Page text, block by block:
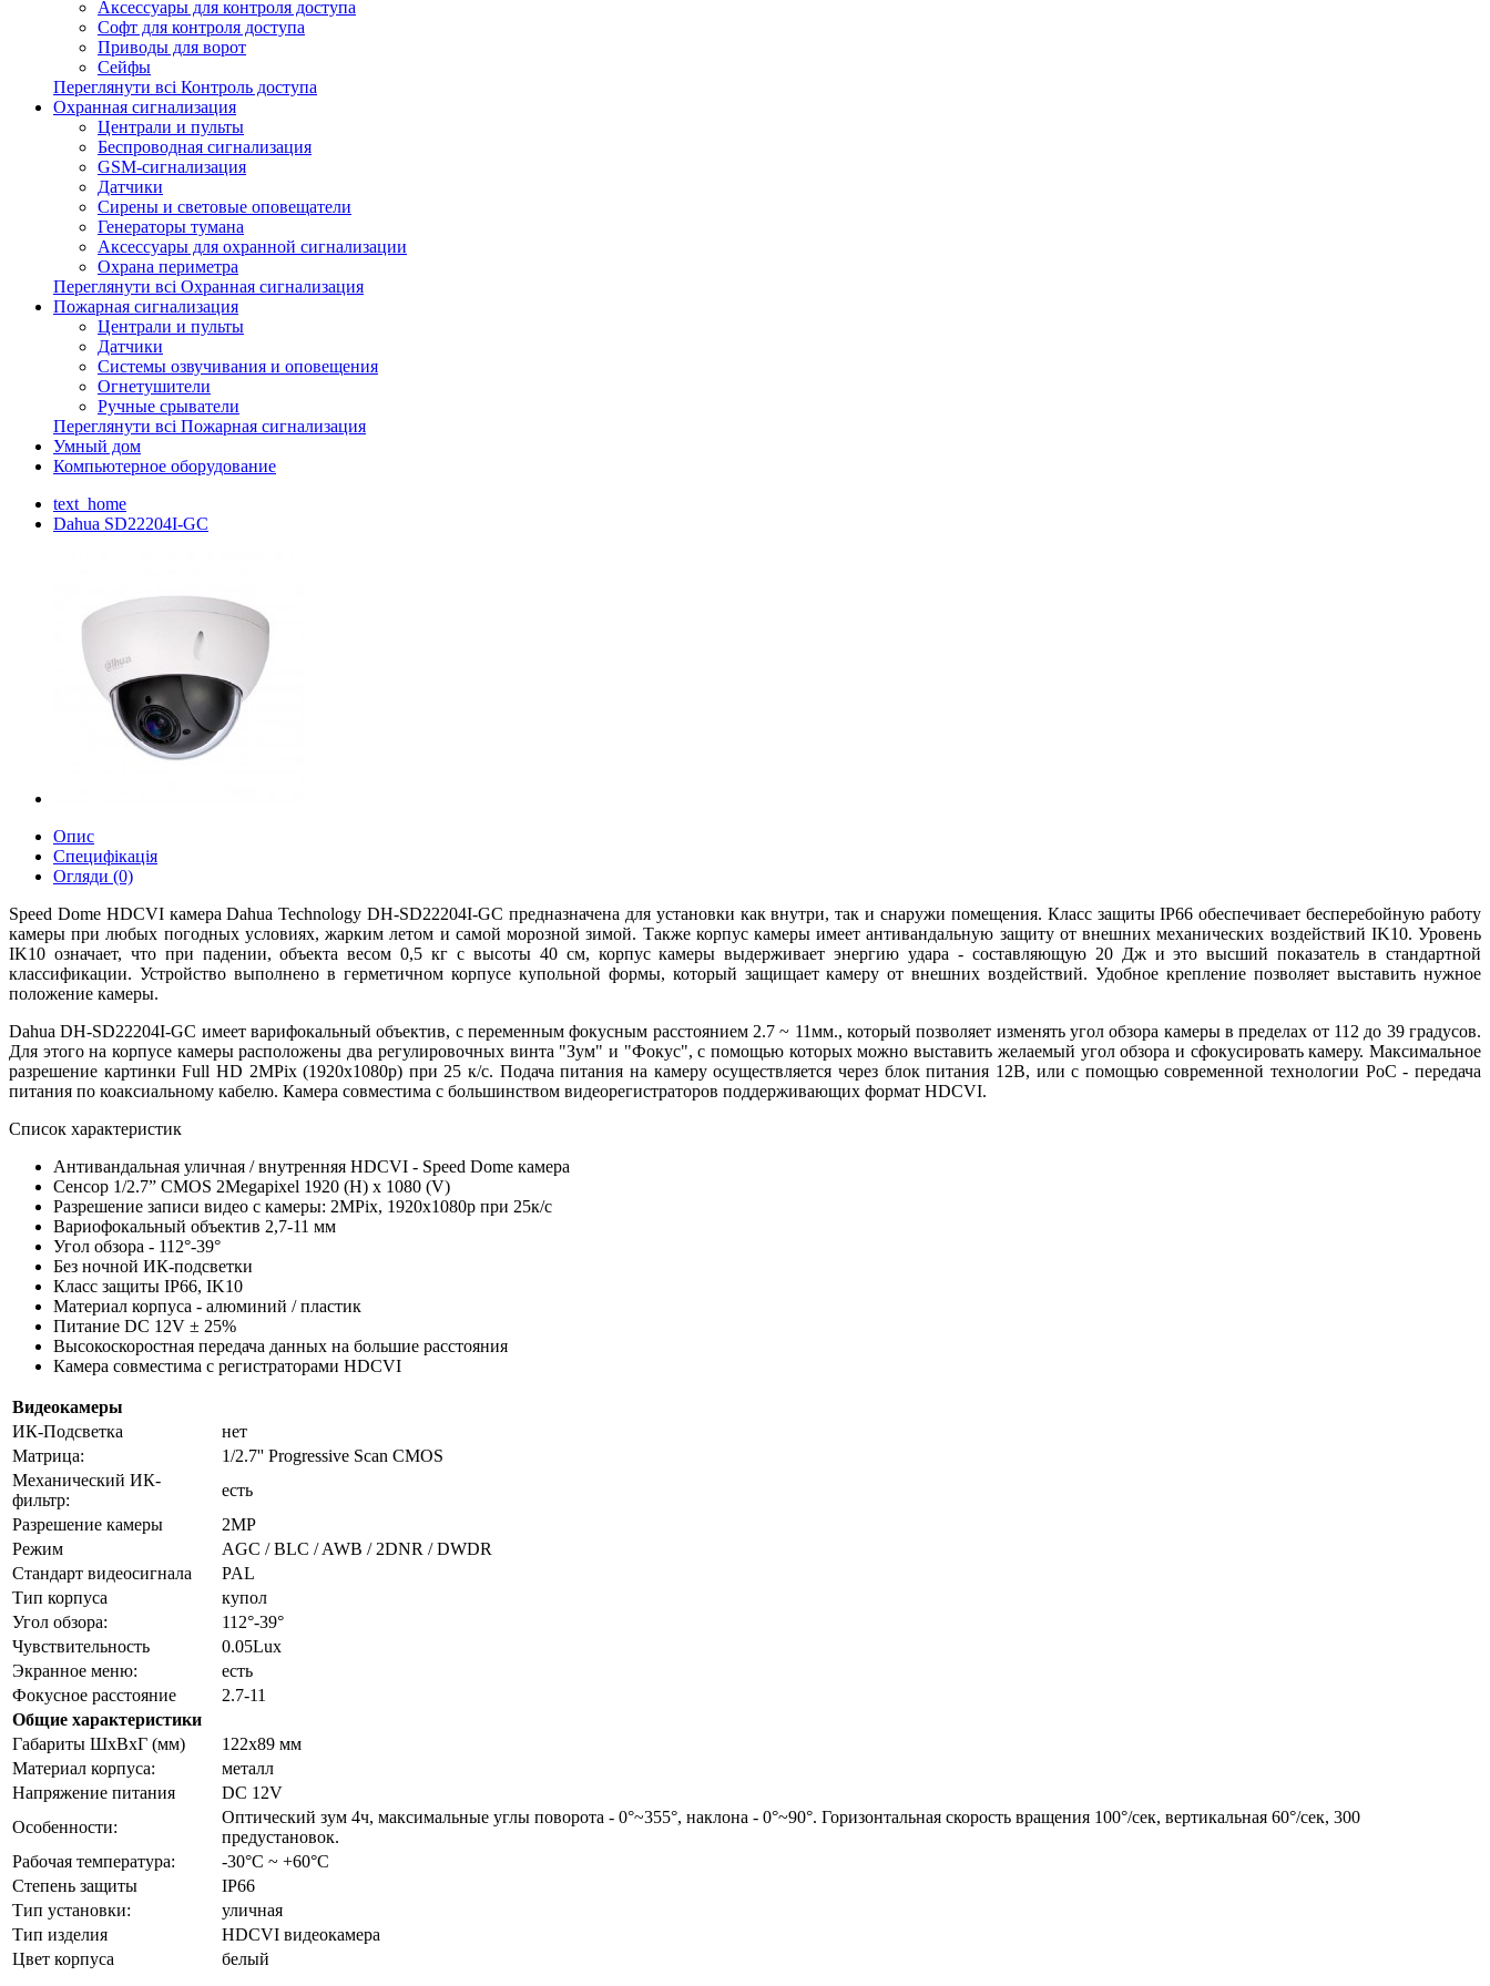
Аксессуары для контроля доступа
Софт для контроля доступа
Приводы для ворот
Сейфы
Переглянути всі Контроль доступа
Охранная сигнализация
Централи и пульты
Беспроводная сигнализация
GSM-сигнализация
Датчики
Сирены и световые оповещатели
Генераторы тумана
Аксессуары для охранной сигнализации
Охрана периметра
Переглянути всі Охранная сигнализация
Пожарная сигнализация
Централи и пульты
Датчики
Системы озвучивания и оповещения
Огнетушители
Ручные срыватели
Переглянути всі Пожарная сигнализация
Умный дом
Компьютерное оборудование
text_home
Dahua SD22204I-GC
Опис
Специфікація
Огляди (0)
Speed Dome HDCVI камера Dahua Technology DH-SD22204I-GC предназначена для установки как внутри, так и снаружи помещения. Класс защиты IP66 обеспечивает бесперебойную работу
камеры при любых погодных условиях, жарким летом и самой морозной зимой. Также корпус камеры имеет антивандальную защиту от внешних механических воздействий IK10. Уровень
IK10 означает, что при падении, объекта весом 0,5 кг с высоты 40 см, корпус камеры выдерживает энергию удара - составляющую 20 Дж и это высший показатель в стандартной
классификации. Устройство выполнено в герметичном корпусе купольной формы, который защищает камеру от внешних воздействий. Удобное крепление позволяет выставить нужное
положение камеры.
Dahua DH-SD22204I-GC имеет варифокальный объектив, с переменным фокусным расстоянием 2.7 ~ 11мм., который позволяет изменять угол обзора камеры в пределах от 112 до 39 градусов.
Для этого на корпусе камеры расположены два регулировочных винта "Зум" и "Фокус", с помощью которых можно выставить желаемый угол обзора и сфокусировать камеру. Максимальное
разрешение картинки Full HD 2MPix (1920x1080p) при 25 к/с. Подача питания на камеру осуществляется через блок питания 12В, или с помощью современной технологии PoC - передача
питания по коаксиальному кабелю. Камера совместима с большинством видеорегистраторов поддерживающих формат HDCVI.
Список характеристик
Антивандальная уличная / внутренняя HDCVI - Speed Dome камера
Сенсор 1/2.7” CMOS 2Megapixel 1920 (H) х 1080 (V)
Разрешение записи видео с камеры: 2MPix, 1920х1080p при 25к/с
Вариофокальный объектив 2,7-11 мм
Угол обзора - 112°-39°
Без ночной ИК-подсветки
Класс защиты IP66, IK10
Материал корпуса - алюминий / пластик
Питание DC 12V ± 25%
Высокоскоростная передача данных на большие расстояния
Камера совместима с регистраторами HDCVI
Видеокамеры
ИК-Подсветка
нет
Матрица:
1/2.7'' Progressive Scan CMOS
Механический ИК-
фильтр:
есть
Разрешение камеры
2MP
Режим
AGC / BLC / AWB / 2DNR / DWDR
Стандарт видеосигнала
PAL
Тип корпуса
купол
Угол обзора:
112°-39°
Чувствительность
0.05Lux
Экранное меню:
есть
Фокусное расстояние
2.7-11
Общие характеристики
Габариты ШxВxГ (мм)
122х89 мм
Материал корпуса:
металл
Напряжение питания
DC 12V
Особенности:
Оптический зум 4ч, максимальные углы поворота - 0°~355°, наклона - 0°~90°. Горизонтальная скорость вращения 100°/сек, вертикальная 60°/сек, 300
предустановок.
Рабочая температура:
-30°C ~ +60°C
Степень защиты
IP66
Тип установки:
уличная
Тип изделия
HDCVI видеокамера
Цвет корпуса
белый